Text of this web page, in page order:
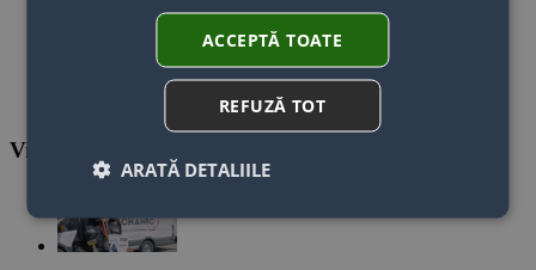
Videoclipuri recente
ACCEPTĂ TOATE
REFUZĂ TOT
ARATĂ DETALIILE